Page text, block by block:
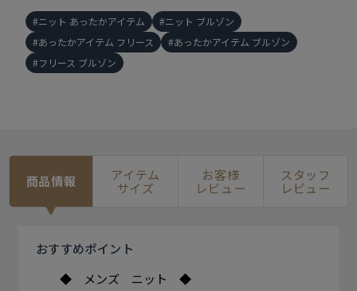
ニット あったかアイテム
ニット ブルゾン
あったかアイテム フリース
あったかアイテム ブルゾン
フリース ブルゾン
商品情報 アイテム
サイズ
お客様
レビュー
スタッフ
レビュー
おすすめポイント
◆ メンズ ニット ◆